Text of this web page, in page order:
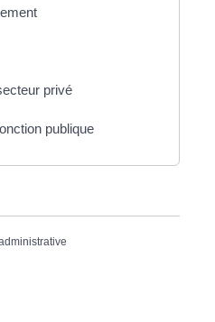
privé
publique